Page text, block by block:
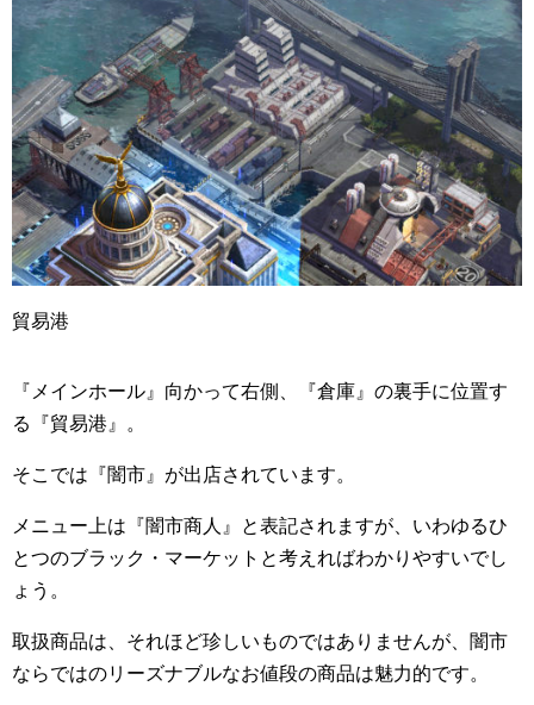
貿易港
『メインホール』向かって右側、『倉庫』の裏手に位置す
る『貿易港』。
そこでは『闇市』が出店されています。
メニュー上は『闇市商人』と表記されますが、いわゆるひ
とつのブラック・マーケットと考えればわかりやすいでし
ょう。
取扱商品は、それほど珍しいものではありませんが、闇市
ならではのリーズナブルなお値段の商品は魅力的です。